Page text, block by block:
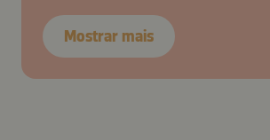
Mostrar mais